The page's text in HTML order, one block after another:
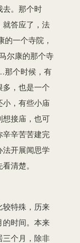
去。那个时
就答应了，法
一个寺院，
尔康的那个寺
个时候，有
，也是一个
小，有些小庙
想接庙，也可
辛辛苦苦建完
开展闻思学
清楚。
较特殊，历来
的时间。本来
三个月，除非